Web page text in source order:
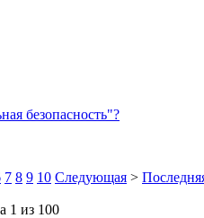
безопасность"?
7 8 9 10 Следующая >
1 из 100